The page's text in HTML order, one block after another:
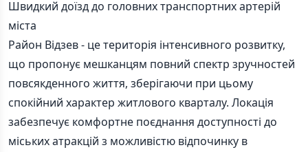
Швидкий доїзд до головних транспортних артерій
міста
Район Відзев - це територія інтенсивного розвитку,
що пропонує мешканцям повний спектр зручностей
повсякденного життя, зберігаючи при цьому
спокійний характер житлового кварталу. Локація
забезпечує комфортне поєднання доступності до
міських атракцій з можливістю відпочинку в